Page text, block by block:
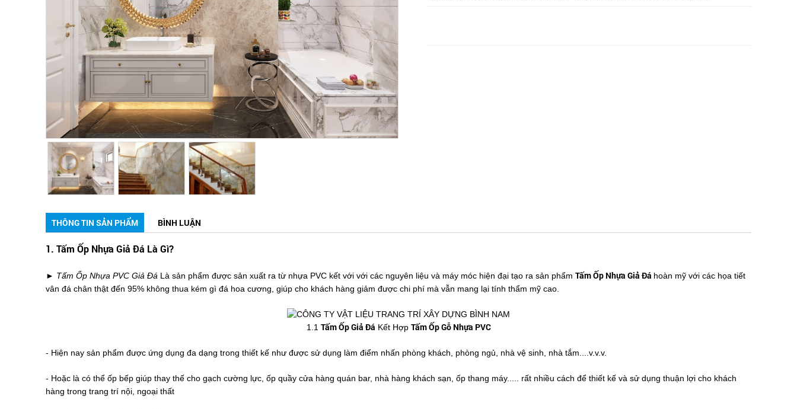
THÔNG TIN SẢN PHẨM BÌNH LUẬN
1. Tấm Ốp Nhựa Giả Đá Là Gì?
► Tấm Ốp Nhựa PVC Giả Đá Là sản phẩm được sản xuất ra từ nhựa PVC kết với với các nguyên liệu và máy móc hiện đại tạo ra sản phẩm Tấm Ốp Nhựa Giả Đá hoàn mỹ với các họa tiết
vân đá chân thật đến 95% không thua kém gì đá hoa cương, giúp cho khách hàng giảm được chi phí mà vẫn mang lại tính thẩm mỹ cao.
1.1 Tấm Ốp Giả Đá Kết Hợp Tấm Ốp Gỗ Nhựa PVC
- Hiện nay sản phẩm được ứng dụng đa dạng trong thiết kế như được sử dụng làm điểm nhấn phòng khách, phòng ngủ, nhà vệ sinh, nhà tắm....v.v.v.
- Hoặc là có thể ốp bếp giúp thay thế cho gạch cường lực, ốp quầy cửa hàng quán bar, nhà hàng khách sạn, ốp thang máy..... rất nhiều cách để thiết kế và sử dụng thuận lợi cho khách
hàng trong trang trí nội, ngoại thất